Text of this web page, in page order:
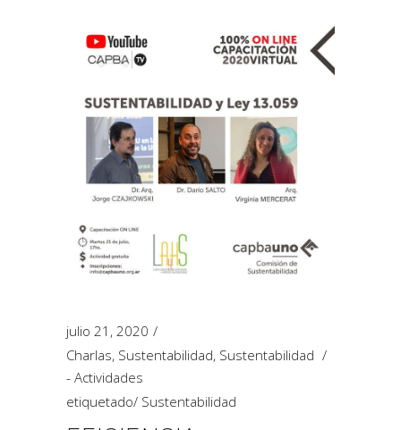
julio 21, 2020
Charlas, Sustentabilidad, Sustentabilidad
- Actividades
etiquetado/ Sustentabilidad